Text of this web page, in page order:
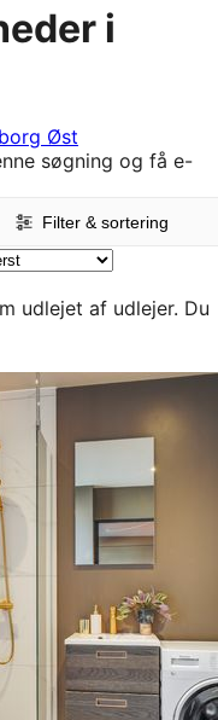
i
Øst
søgning og få e-
Filter & sortering
udlejet af udlejer. Du